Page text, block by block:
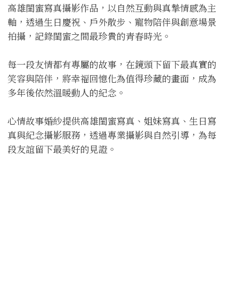
高雄閨蜜寫真攝影作品，以自然互動與真摯情感為主
軸，透過生日慶祝、戶外散步、寵物陪伴與創意場景
拍攝，記錄閨蜜之間最珍貴的青春時光。
每一段友情都有專屬的故事，在鏡頭下留下最真實的
笑容與陪伴，將幸福回憶化為值得珍藏的畫面，成為
多年後依然溫暖動人的紀念。
心情故事婚紗提供高雄閨蜜寫真、姐妹寫真、生日寫
真與紀念攝影服務，透過專業攝影與自然引導，為每
段友誼留下最美好的見證。